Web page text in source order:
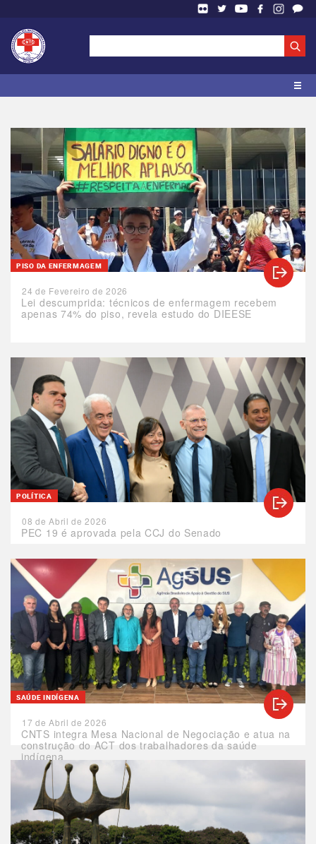
Lei descumprida: técnicos de enfermagem recebem
apenas 74% do piso, revela estudo do DIEESE
PISO DA ENFERMAGEM
24 de Fevereiro de 2026
PEC 19 é aprovada pela CCJ do Senado
POLÍTICA
08 de Abril de 2026
CNTS integra Mesa Nacional de Negociação e atua na
construção do ACT dos trabalhadores da saúde
indígena
SAÚDE INDÍGENA
17 de Abril de 2026